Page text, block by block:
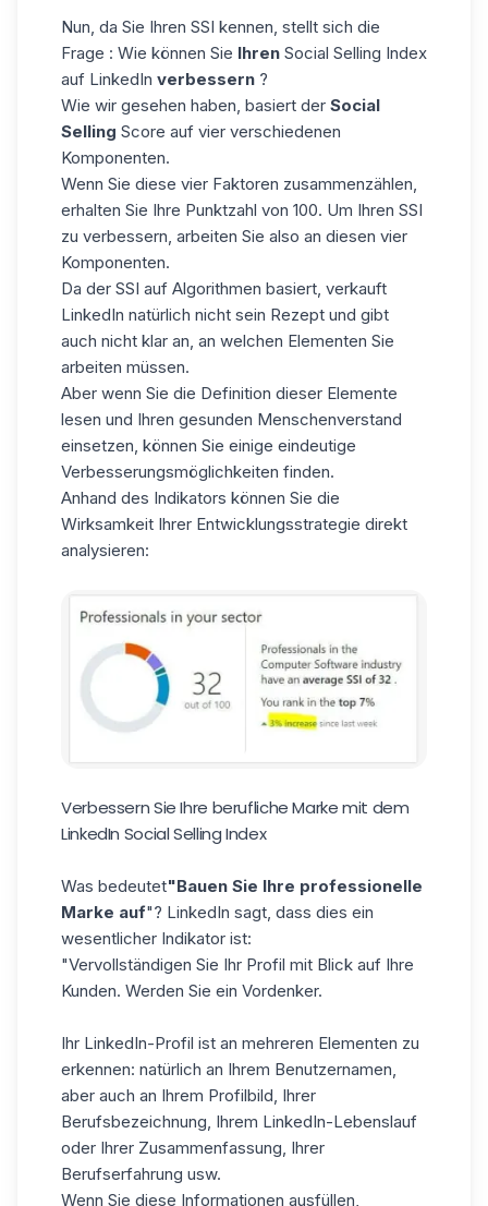
Nun, da Sie Ihren SSI kennen, stellt sich die
Frage : Wie können Sie Ihren Social Selling Index
auf LinkedIn verbessern ?
Wie wir gesehen haben, basiert der Social
Selling Score auf vier verschiedenen
Komponenten.
Wenn Sie diese vier Faktoren zusammenzählen,
erhalten Sie Ihre Punktzahl von 100. Um Ihren SSI
zu verbessern, arbeiten Sie also an diesen vier
Komponenten.
Da der SSI auf Algorithmen basiert, verkauft
LinkedIn natürlich nicht sein Rezept und gibt
auch nicht klar an, an welchen Elementen Sie
arbeiten müssen.
Aber wenn Sie die Definition dieser Elemente
lesen und Ihren gesunden Menschenverstand
einsetzen, können Sie einige eindeutige
Verbesserungsmöglichkeiten finden.
Anhand des Indikators können Sie die
Wirksamkeit Ihrer Entwicklungsstrategie direkt
analysieren:
Verbessern Sie Ihre berufliche Marke mit dem
LinkedIn Social Selling Index
Was bedeutet"Bauen Sie Ihre professionelle
Marke auf"? LinkedIn sagt, dass dies ein
wesentlicher Indikator ist:
"Vervollständigen Sie Ihr Profil mit Blick auf Ihre
Kunden. Werden Sie ein Vordenker.
Ihr LinkedIn-Profil ist an mehreren Elementen zu
erkennen: natürlich an Ihrem Benutzernamen,
aber auch an Ihrem Profilbild, Ihrer
Berufsbezeichnung, Ihrem LinkedIn-Lebenslauf
oder Ihrer Zusammenfassung, Ihrer
Berufserfahrung usw.
Wenn Sie diese Informationen ausfüllen,